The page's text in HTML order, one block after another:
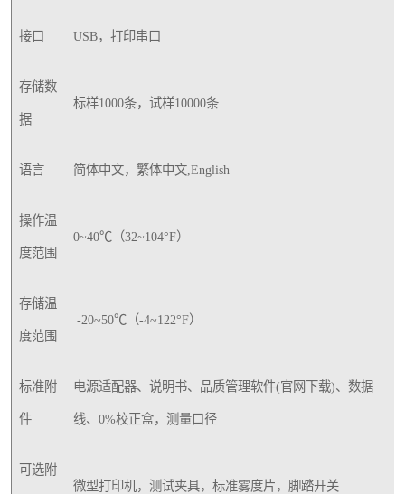
接口 USB，打印串口
存储数
据
标样1000条，试样10000条
语言 简体中文，繁体中文,English
操作温
度范围
0~40℃（32~104°F）
存储温
度范围
-20~50℃（-4~122°F）
标准附
件
电源适配器、说明书、品质管理软件(官网下载)、数据
线、0%校正盒，测量口径
可选附
微型打印机，测试夹具，标准雾度片，脚踏开关